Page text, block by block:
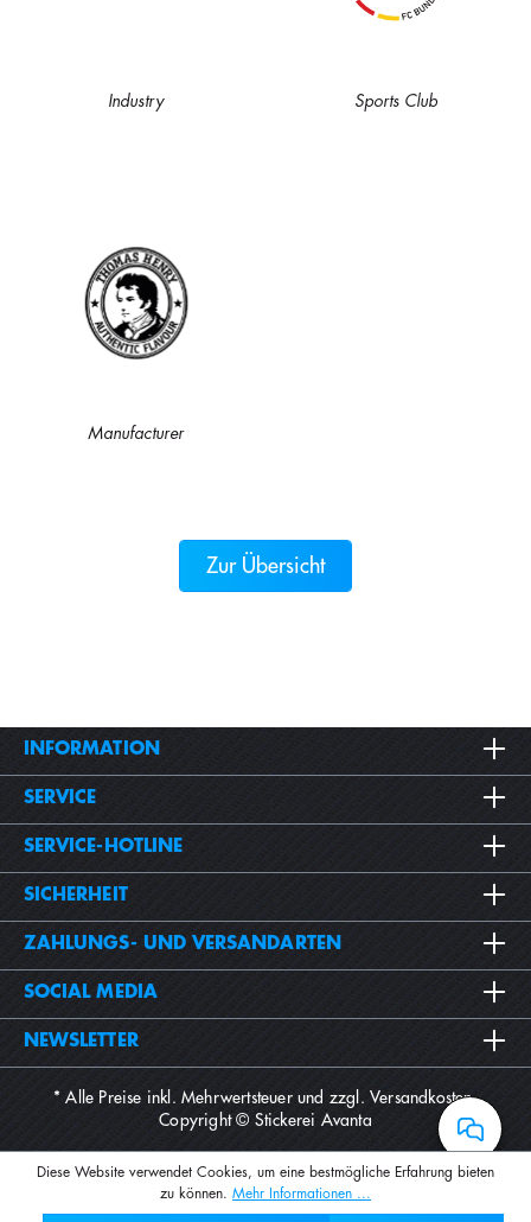
Industry Sports Club
Manufacturer
Zur Übersicht
INFORMATION
SERVICE
SERVICE-HOTLINE
SICHERHEIT
ZAHLUNGS- UND VERSANDARTEN
SOCIAL MEDIA
NEWSLETTER
* Alle Preise inkl. Mehrwertsteuer und zzgl.Versandkosten.
Copyright © Stickerei Avanta
Diese Website verwendet Cookies, um eine bestmögliche Erfahrung bieten
zu können. Mehr Informationen ...